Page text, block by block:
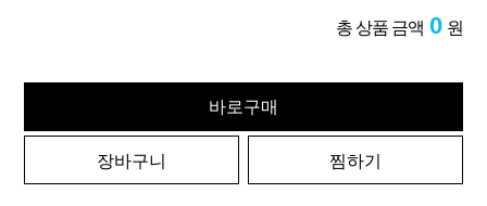
총 상품 금액 0 원
바로구매
장바구니 찜하기